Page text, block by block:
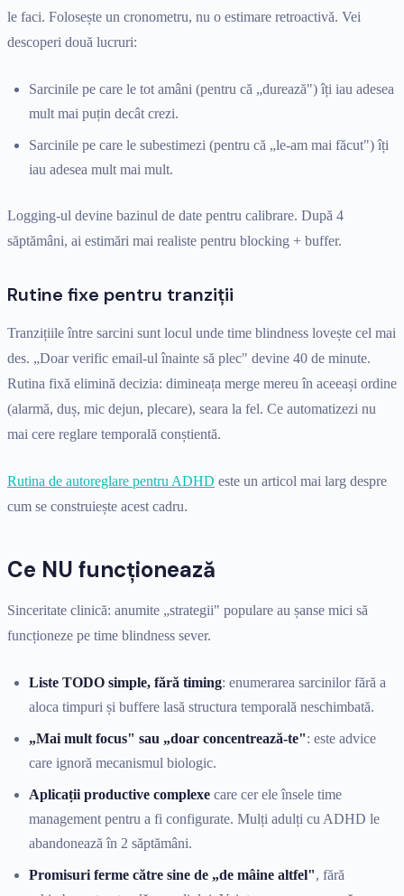
le faci. Folosește un cronometru, nu o estimare retroactivă. Vei
descoperi două lucruri:
Sarcinile pe care le tot amâni (pentru că „durează") îți iau adesea
mult mai puțin decât crezi.
Sarcinile pe care le subestimezi (pentru că „le-am mai făcut") îți
iau adesea mult mai mult.
Logging-ul devine bazinul de date pentru calibrare. După 4
săptămâni, ai estimări mai realiste pentru blocking + buffer.
Rutine fixe pentru tranziții
Tranzițiile între sarcini sunt locul unde time blindness lovește cel mai
des. „Doar verific email-ul înainte să plec" devine 40 de minute.
Rutina fixă elimină decizia: dimineața merge mereu în aceeași ordine
(alarmă, duș, mic dejun, plecare), seara la fel. Ce automatizezi nu
mai cere reglare temporală conștientă.
Rutina de autoreglare pentru ADHD este un articol mai larg despre
cum se construiește acest cadru.
Ce NU funcționează
Sinceritate clinică: anumite „strategii" populare au șanse mici să
funcționeze pe time blindness sever.
Liste TODO simple, fără timing: enumerarea sarcinilor fără a
aloca timpuri și buffere lasă structura temporală neschimbată.
„Mai mult focus" sau „doar concentrează-te": este advice
care ignoră mecanismul biologic.
Aplicații productive complexe care cer ele însele time
management pentru a fi configurate. Mulți adulți cu ADHD le
abandonează în 2 săptămâni.
Promisuri ferme către sine de „de mâine altfel", fără